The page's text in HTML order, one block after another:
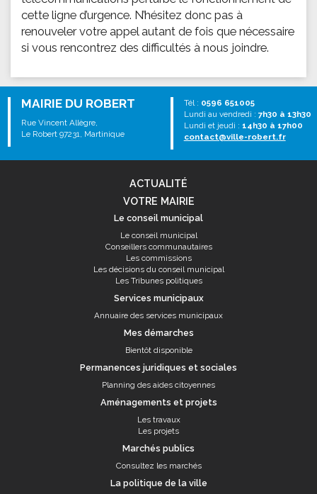
cette ligne d’urgence. N’hésitez donc pas à
renouveler votre appel autant de fois que nécessaire
si vous rencontrez des difficultés à nous joindre.
MAIRIE DU ROBERT
Rue Vincent Allègre,
Le Robert 97231, Martinique
Tél : 0596 651005
Lundi au vendredi : 7h30 à 13h30
Lundi et jeudi : 14h30 à 17h00
contact@ville-robert.fr
ACTUALITÉ
VOTRE MAIRIE
Le conseil municipal
Le conseil municipal
Conseillers communautaires
Les commissions
Les décisions du conseil municipal
Les Tribunes politiques
Services municipaux
Annuaire des services municipaux
Mes démarches
Bientôt disponible
Permanences juridiques et sociales
Planning des aides citoyennes
Aménagements et projets
Les travaux
Les projets
Marchés publics
Consultez les marchés
La politique de la ville